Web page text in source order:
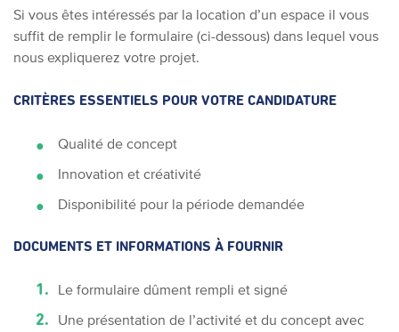
Si vous êtes intéressés par la location d’un espace il vous
suffit de remplir le formulaire (ci-dessous) dans lequel vous
nous expliquerez votre projet.
CRITÈRES ESSENTIELS POUR VOTRE CANDIDATURE
Qualité de concept
Innovation et créativité
Disponibilité pour la période demandée
DOCUMENTS ET INFORMATIONS À FOURNIR
Le formulaire dûment rempli et signé
Une présentation de l’activité et du concept avec